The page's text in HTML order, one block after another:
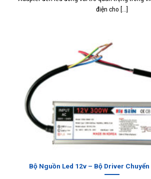
điện cho [...]
Bộ Nguồn Led 12v – Bộ Driver